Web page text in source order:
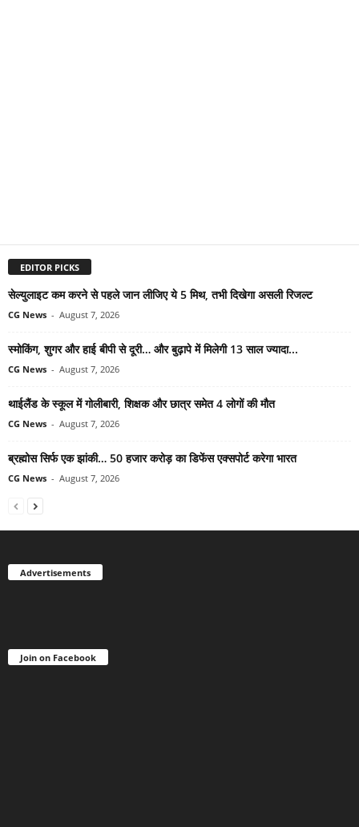
EDITOR PICKS
सेल्युलाइट कम करने से पहले जान लीजिए ये 5 मिथ, तभी दिखेगा असली रिजल्ट
CG News - August 7, 2026
स्मोकिंग, शुगर और हाई बीपी से दूरी… और बुढ़ापे में मिलेगी 13 साल ज्यादा...
CG News - August 7, 2026
थाईलैंड के स्कूल में गोलीबारी, शिक्षक और छात्र समेत 4 लोगों की मौत
CG News - August 7, 2026
ब्रह्मोस सिर्फ एक झांकी… 50 हजार करोड़ का डिफेंस एक्सपोर्ट करेगा भारत
CG News - August 7, 2026
Advertisements
Join on Facebook